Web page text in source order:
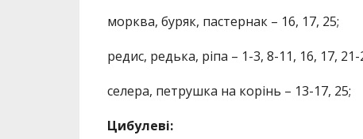
морква, буряк, пастернак – 16, 17, 25;
редис, редька, ріпа – 1-3, 8-11, 16, 17, 21-
селера, петрушка на корінь – 13-17, 25;
Цибулеві: